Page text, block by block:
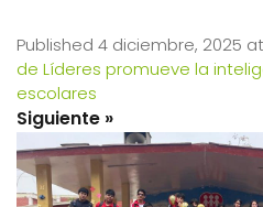
Published 4 diciembre, 2025 at
de Líderes promueve la
escolares